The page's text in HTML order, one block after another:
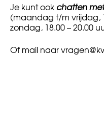
Je kunt ook chatten
(maandag t/m vrijdag,
zondag, 18.00 – 20.00
Of mail naar